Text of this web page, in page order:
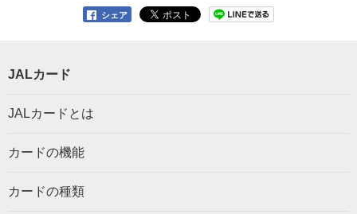
シェア
JALカード
JALカードとは
カードの機能
カードの種類